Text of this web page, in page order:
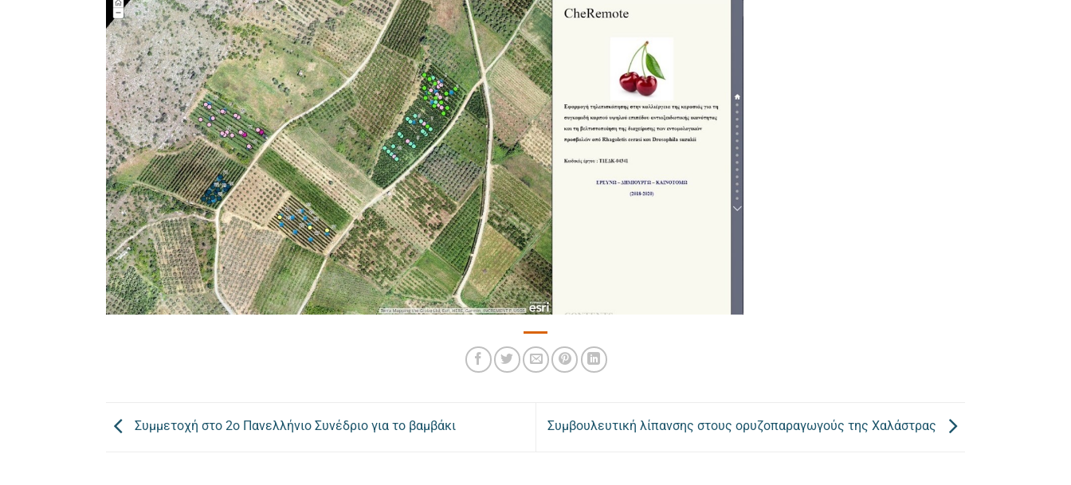
Συμμετοχή στο 2ο Πανελλήνιο Συνέδριο για το βαμβάκι Συμβουλευτική λίπανσης στους ορυζοπαραγωγούς της Χαλάστρας